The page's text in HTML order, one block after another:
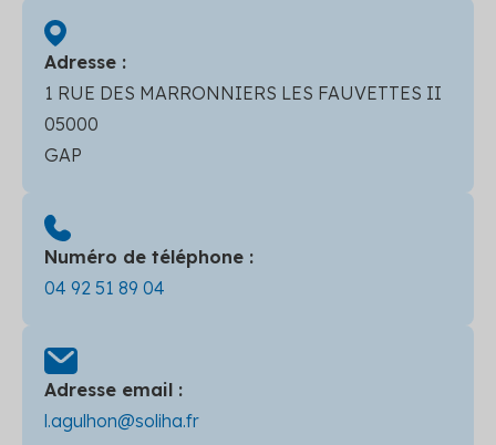
Adresse :
1 RUE DES MARRONNIERS LES FAUVETTES II
05000
GAP
Numéro de téléphone :
04 92 51 89 04
Adresse email :
l.agulhon@soliha.fr